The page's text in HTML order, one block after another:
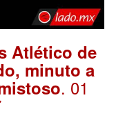
Atlético de
minuto a
. 01